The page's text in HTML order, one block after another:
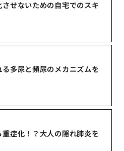
せないための自宅でのスキ
多尿と頻尿のメカニズムを
症化！？大人の隠れ肺炎を